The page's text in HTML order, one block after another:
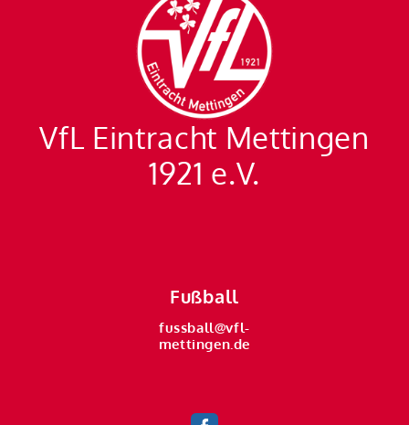
VfL Eintracht Mettingen
1921 e.V.
Fußball
fussball@vfl-
mettingen.de